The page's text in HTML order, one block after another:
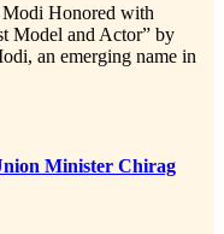
Honored with
Model and Actor” by
an emerging name in
Minister Chirag